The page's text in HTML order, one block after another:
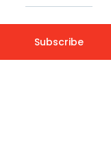
Subscribe